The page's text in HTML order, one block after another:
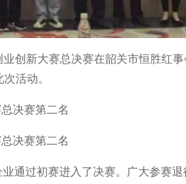
创新大赛总决赛在韶关市恒胜红
活动。
通过初赛进入了决赛。广大参赛